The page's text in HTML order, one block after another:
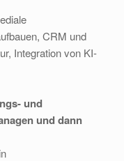
CRM und
Integration von KI-
und
und dann